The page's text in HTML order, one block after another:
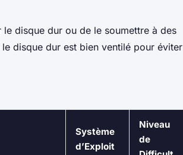
disque dur ou de le soumettre à des
disque dur est bien ventilé pour éviter
Système
d’Exploit
Niveau
de